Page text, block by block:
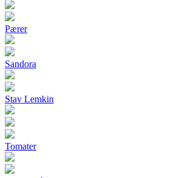
Pærer
Sandora
Stav Lemkin
Tomater